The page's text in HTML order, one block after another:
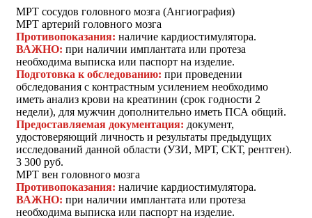
МРТ сосудов головного мозга (Ангиография)
МРТ артерий головного мозга
Противопоказания: наличие кардиостимулятора.
ВАЖНО: при наличии имплантата или протеза
необходима выписка или паспорт на изделие.
Подготовка к обследованию: при проведении
обследования с контрастным усилением необходимо
иметь анализ крови на креатинин (срок годности 2
недели), для мужчин дополнительно иметь ПСА общий.
Предоставляемая документация: документ,
удостоверяющий личность и результаты предыдущих
исследований данной области (УЗИ, МРТ, СКТ, рентген).
3 300 руб.
МРТ вен головного мозга
Противопоказания: наличие кардиостимулятора.
ВАЖНО: при наличии имплантата или протеза
необходима выписка или паспорт на изделие.